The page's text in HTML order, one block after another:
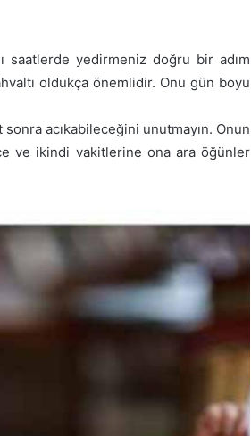
saatlerde yedirmeniz doğru bir adım
oldukça önemlidir. Onu gün boyu
acıkabileceğini unutmayın. Onun
ve ikindi vakitlerine ona ara öğünler